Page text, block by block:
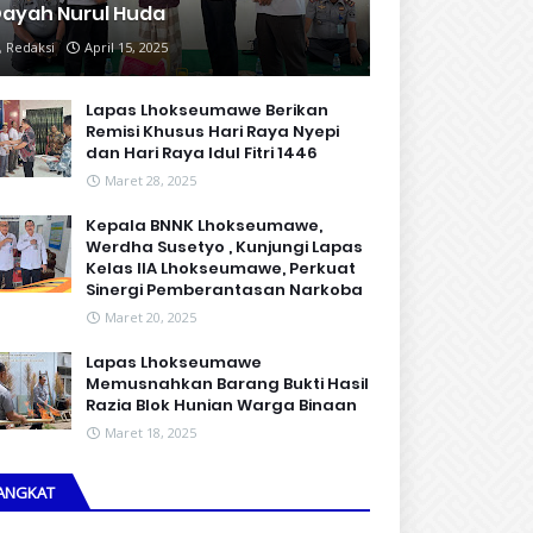
Nurul Huda
Redaksi April 15, 2025
Lapas Lhokseumawe Berikan
Remisi Khusus Hari Raya Nyepi
dan Hari Raya Idul Fitri 1446
Maret 28, 2025
Kepala BNNK Lhokseumawe,
Werdha Susetyo , Kunjungi Lapas
Kelas IIA Lhokseumawe, Perkuat
Sinergi Pemberantasan Narkoba
Maret 20, 2025
Lapas Lhokseumawe
Memusnahkan Barang Bukti Hasil
Razia Blok Hunian Warga Binaan
Maret 18, 2025